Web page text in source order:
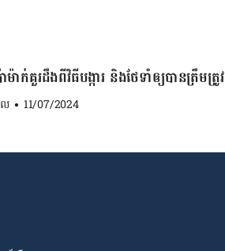
ក់គួរដឹងពីវិធីបង្ការ និងថែទាំឲ្យបានត្រឹមត្រូវ
ល • 11/07/2024